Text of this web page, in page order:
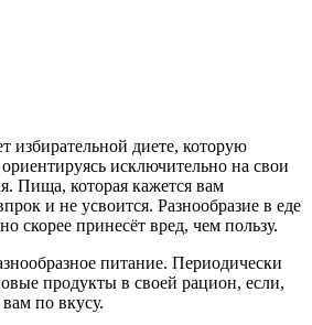
избирательной диете, которую
исключительно на свои
Пища, которая кажется вам
и не усвоится. Разнообразие в еде
скорее принесёт вред, чем пользу.
питание. Периодически
продукты в своей рацион, если,
по вкусу.